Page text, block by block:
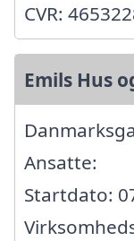
CVR:
Emils Hus
Ansatte:
Startdato: